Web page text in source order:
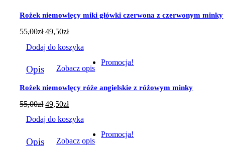
wybrać
na
stronie
produktu
Rożek niemowlęcy miki główki czerwona z czerwonym minky
55,00zł 49,50zł
Dodaj do koszyka
Opis Zobacz opis
Promocja!
Rożek niemowlęcy róże angielskie z różowym minky
55,00zł 49,50zł
Dodaj do koszyka
Opis Zobacz opis
Promocja!